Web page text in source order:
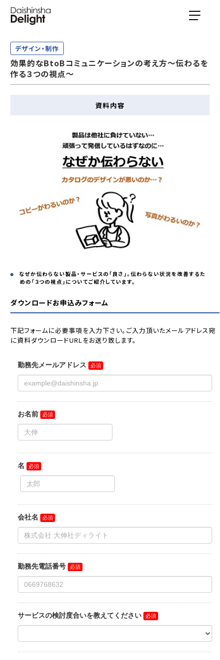
デザイン・制作
効果的なBtoBコミュニケーションの考え方～伝わるを
作る３つの視点～
資料内容
なぜか伝わらない製品・サービスの「良さ」。伝わらない状況を改善するた
めの「３つの視点」についてご紹介しています。
ダウンロードお申込みフォーム
下記フォームに必要事項を入力下さい。ご入力頂いたメールアドレス宛
に資料ダウンロードURLをお送り致します。